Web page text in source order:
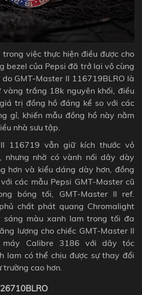
việc thực hiện điều được cho
bezel của Pepsi đã trở lại vô cùng
do GMT-Master II 116719BLRO là
trắng 18k nguyên khối, điều
trị đồng hồ đáng kể so với các
gỉ, khiến mẫu đồng hồ này nằm
nhà sưu tập.
II 116719 vẫn giữ kích thước vỏ
nhưng nhờ có vành nối dây dày
hơn và kiểu dáng dày hơn, đồng
các mẫu Pepsi GMT-Master cũ
bóng tối, GMT-Master II ref.
chất phát quang Chromalight
sáng màu xanh lam trong tối đa
lượng cho chiếc GMT-Master II
Calibre 3186 với dây tóc
lam có thể chịu được sự thay đổi
cao hơn.